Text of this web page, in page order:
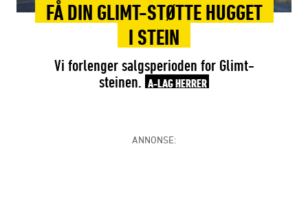
FÅ DIN GLIMT-STØTTE HUGGET
I STEIN
Vi forlenger salgsperioden for Glimt-
steinen. A-LAG HERRER
ANNONSE: